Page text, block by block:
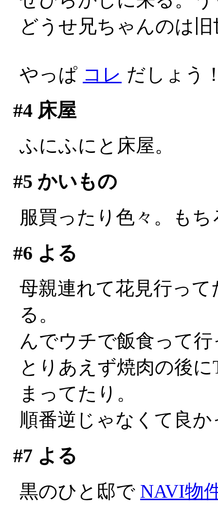
どうせ兄ちゃんのは
やっぱ コレ だしょう
#4床屋
ふにふにと床屋。
#5 かいもの
服買ったり色々。も
#6 よる
母親連れて花見行っ
る。
んでウチで飯食って
とりあえず焼肉の後
まってたり。
順番逆じゃなくて良
#7 よる
黒のひと邸で NAVI物